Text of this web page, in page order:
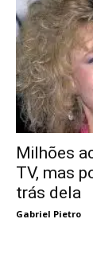
Milhões
TV, mas
trás dela
Gabriel Pietro